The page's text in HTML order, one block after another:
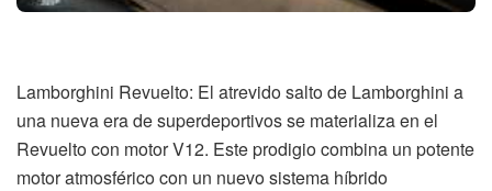
Lamborghini Revuelto: El atrevido salto de Lamborghini a
una nueva era de superdeportivos se materializa en el
Revuelto con motor V12. Este prodigio combina un potente
motor atmosférico con un nuevo sistema híbrido